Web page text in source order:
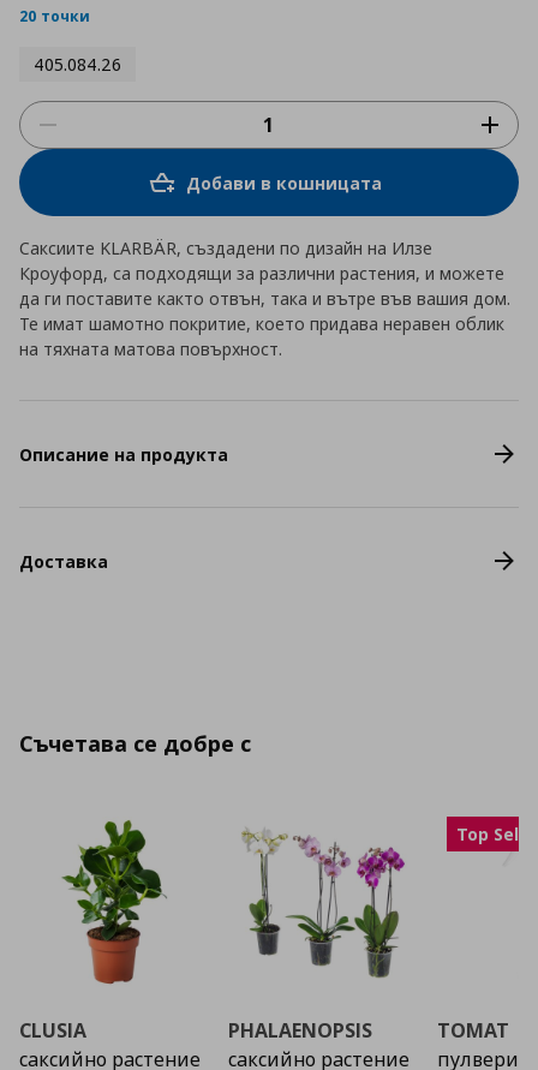
20 точки
405.084.26
Добави в кошницата
Саксиите KLARBÄR, създадени по дизайн на Илзе
Кроуфорд, са подходящи за различни растения, и можете
да ги поставите както отвън, така и вътре във вашия дом.
Те имат шамотно покритие, което придава неравен облик
на тяхната матова повърхност.
Описание на продукта
Доставка
Съчетава се добре с
CLUSIA
саксийно растение
PHALAENOPSIS
саксийно растение
Top
TOMAT